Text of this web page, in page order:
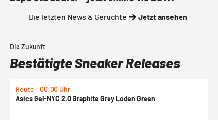
Die letzten News & Gerüchte Jetzt ansehen
Die Zukunft
Bestätigte Sneaker Releases
Heute - 00:00 Uhr
Asics Gel-NYC 2.0 Graphite Grey Loden Green